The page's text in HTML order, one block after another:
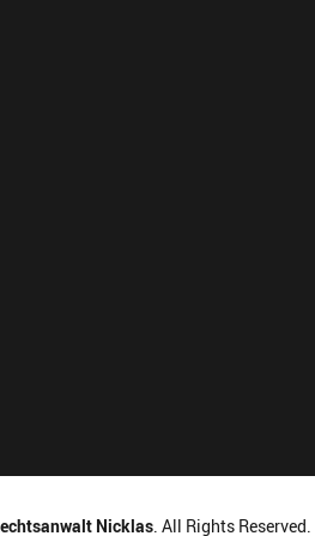
Nicklas. All Rights Reserved.